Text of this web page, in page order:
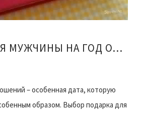
ПОДАРОК ДЛЯ МУЖЧИНЫ НА ГОД ОТНОШЕНИЙ
– особенная дата, которую
образом. Выбор подарка для